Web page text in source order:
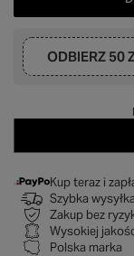
ODBIERZ 50
Kup teraz i
Szybka wysyłka
Zakup bez
Wysokiej
Polska marka